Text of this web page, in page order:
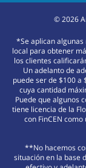
©2026
*Se aplican
local para obtener
los clientes
Un adelanto de
puede ser de $100 a
cuya cantidad
Puede que algunos
tiene licencia de la
con FinCEN
**No hacemos
situación en la base